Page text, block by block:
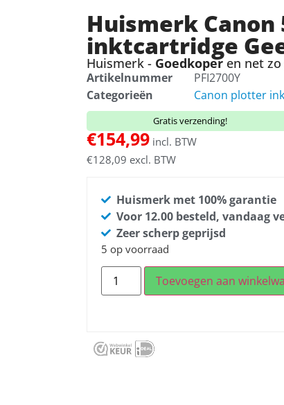
Huismerk Canon
inktcartridge
Huismerk - Goedkoperen net zo
Artikelnummer
PFI2700Y
Categorieën
Canon plotter
Gratis verzending!
€154,99incl. BTW
€128,09 excl. BTW
Huismerk met 100% garantie
Voor 12.00 besteld, vandaag
Zeer scherp geprijsd
5 op voorraad
Toevoegen aan